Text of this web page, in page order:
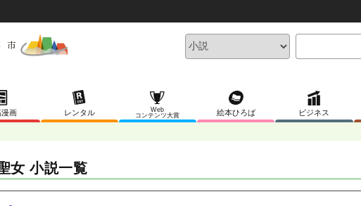
画 レンタル
Web
コンテンツ大賞
絵本ひろば ビジネス
女 小説一覧